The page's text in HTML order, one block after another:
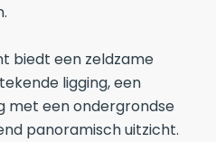
biedt een zeldzame
ligging, een
met een ondergrondse
panoramisch uitzicht.